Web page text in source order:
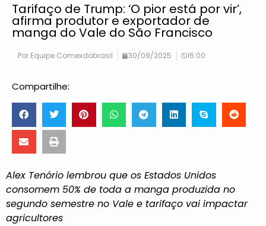
Tarifaço de Trump: ‘O pior está por vir’,
afirma produtor e exportador de
manga do Vale do São Francisco
Por Equipe Comexdobrasil 30/09/2025 16:00
Compartilhe:
Alex Tenório lembrou que os Estados Unidos
consomem 50% de toda a manga produzida no
segundo semestre no Vale e tarifaço vai impactar
agricultores